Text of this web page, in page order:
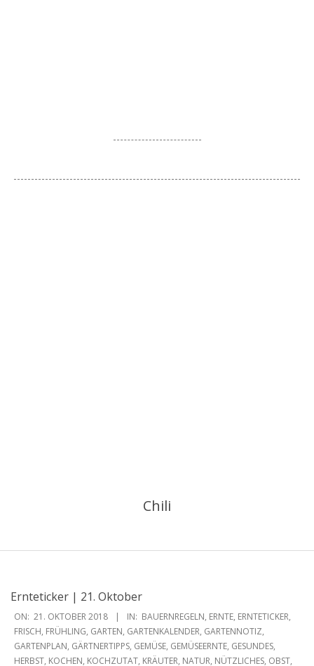
Chili
Ernteticker | 21. Oktober
2018-
10-
21
ON: 21. OKTOBER 2018 IN: BAUERNREGELN, ERNTE, ERNTETICKER,
FRISCH, FRÜHLING, GARTEN, GARTENKALENDER, GARTENNOTIZ,
GARTENPLAN, GÄRTNERTIPPS, GEMÜSE, GEMÜSEERNTE, GESUNDES,
HERBST, KOCHEN, KOCHZUTAT, KRÄUTER, NATUR, NÜTZLICHES, OBST,